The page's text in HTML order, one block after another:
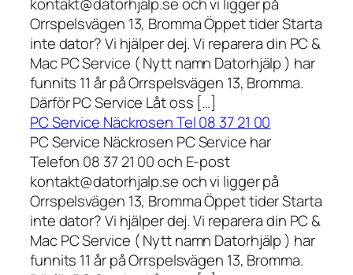
Orrspelsvägen 13, Bromma Öppet tider Starta
inte dator? Vi hjälper dej. Vi reparera din PC &
Mac PC Service ( Nytt namn Datorhjälp ) har
funnits 11 år på Orrspelsvägen 13, Bromma.
Därför PC Service Låt oss […]
PC Service Näckrosen Tel 08 37 21 00
PC Service Näckrosen PC Service har
Telefon 08 37 21 00 och E-post
kontakt@datorhjalp.se och vi ligger på
Orrspelsvägen 13, Bromma Öppet tider Starta
inte dator? Vi hjälper dej. Vi reparera din PC &
Mac PC Service ( Nytt namn Datorhjälp ) har
funnits 11 år på Orrspelsvägen 13, Bromma.